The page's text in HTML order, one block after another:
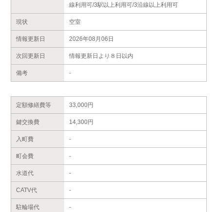
線利用可/3駅以上利用可/3沿線以上利用可
現状 空室
情報更新日 2026年08月06日
次回更新日 情報更新日より８日以内
備考 -
定額修繕費等 33,000円
鍵交換費 14,300円
入町費 -
町会費 -
水道代 -
CATV代 -
駐輪場代 -